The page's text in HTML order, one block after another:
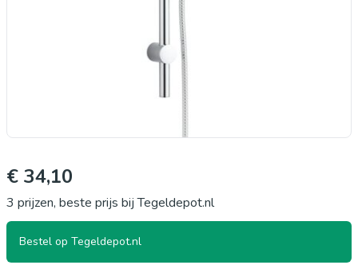
€ 34,10
3 prijzen, beste prijs bij Tegeldepot.nl
Bestel op Tegeldepot.nl